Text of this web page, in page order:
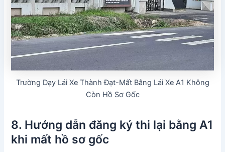
Trường Dạy Lái Xe Thành Đạt-Mất Bằng Lái Xe A1 Không
Còn Hồ Sơ Gốc
8. Hướng dẫn đăng ký thi lại bằng A1
khi mất hồ sơ gốc